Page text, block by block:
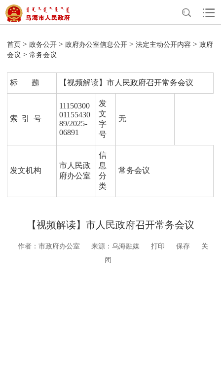
首页 >政务公开 >政府办公室信息公开 >法定主动公开内容 >政府
会议 >常务会议
标 题 【视频解读】市人民政府召开常务会议
索 引 号
11150300
01155430
89/2025-
06891
发
文
字
号
无
发文机构
市人民政
府办公室
信
息
分
类
常务会议
【视频解读】市人民政府召开常务会议
作者：市政府办公室 来源：乌海融媒 打印 保存
关
闭